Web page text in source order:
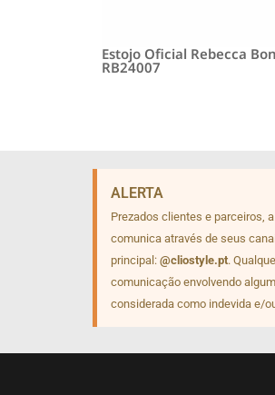
Estojo Oficial Rebecca
RB24007
ALERTA
Prezados clientes e parceiros,
comunica através de seus
principal: @cliostyle.pt.
comunicação envolvendo
considerada como indevida e/